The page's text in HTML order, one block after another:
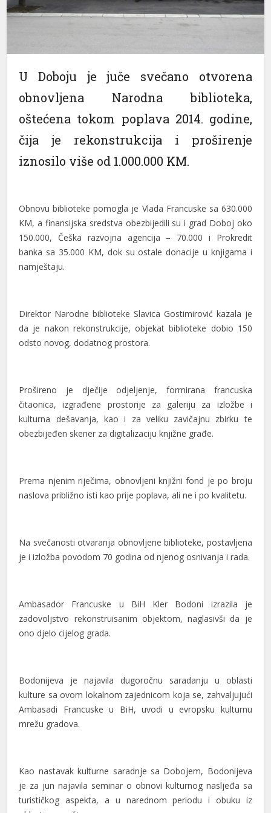
panel
panel
panel
panel
panel
panel
panel
panel
panel
panel
satın al
satın al
panel
panel
panel
panel
panel
panel
panel
panel
panel
panel
U Doboju je juče svečano otvorena
obnovljena Narodna biblioteka,
oštećena tokom poplava 2014. godine,
čija je rekonstrukcija i proširenje
iznosilo više od 1.000.000 KM.
Obnovu biblioteke pomogla je Vlada Francuske sa 630.000
KM, a finansijska sredstva obezbijedili su i grad Doboj oko
150.000, Češka razvojna agencija – 70.000 i Prokredit
banka sa 35.000 KM, dok su ostale donacije u knjigama i
namještaju.
Direktor Narodne biblioteke Slavica Gostimirović kazala je
da je nakon rekonstrukcije, objekat biblioteke dobio 150
odsto novog, dodatnog prostora.
Prošireno je dječije odjeljenje, formirana francuska
čitaonica, izgrađene prostorije za galeriju za izložbe i
kulturna dešavanja, kao i za veliku zavičajnu zbirku te
obezbijeđen skener za digitalizaciju knjižne građe.
Prema njenim riječima, obnovljeni knjižni fond je po broju
naslova približno isti kao prije poplava, ali ne i po kvalitetu.
Na svečanosti otvaranja obnovljene biblioteke, postavljena
je i izložba povodom 70 godina od njenog osnivanja i rada.
Ambasador Francuske u BiH Kler Bodoni izrazila je
zadovoljstvo rekonstruisanim objektom, naglasivši da je
ono djelo cijelog grada.
Bodonijeva je najavila dugoročnu saradanju u oblasti
kulture sa ovom lokalnom zajednicom koja se, zahvaljujući
Ambasadi Francuske u BiH, uvodi u evropsku kulturnu
mrežu gradova.
Kao nastavak kulturne saradnje sa Dobojem, Bodonijeva
je za jun najavila seminar o obnovi kulturnog nasljeđa sa
turističkog aspekta, a u narednom periodu i obuku iz